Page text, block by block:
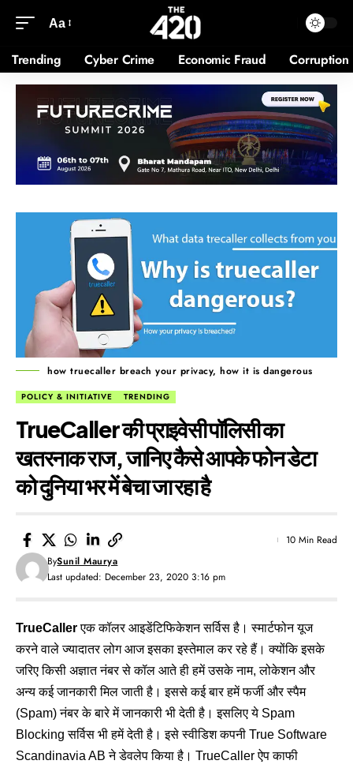
Aa
Trending Cyber Crime Economic Fraud Corruption
how truecaller breach your privacy, how it is dangerous
POLICY & INITIATIVE TRENDING
TrueCaller की प्राइवेसी पॉलिसी का
खतरनाक राज, जानिए कैसे आपके फोन डेटा
को दुनिया भर में बेचा जा रहा है
Last updated: December 23, 2020 3:16 pm
BySunil Maurya
10 Min Read
TrueCallerएक कॉलर आइडेंटिफिकेशन सर्विस है। स्मार्टफोन यूज
करने वाले ज्यादातर लोग आज इसका इस्तेमाल कर रहे हैं। क्योंकि इसके
जरिए किसी अज्ञात नंबर से कॉल आते ही हमें उसके नाम, लोकेशन और
अन्य कई जानकारी मिल जाती है। इससे कई बार हमें फर्जी और स्पैम
(Spam) नंबर के बारे में जानकारी भी देती है। इसलिए ये Spam
Blocking सर्विस भी हमें देती है। इसे स्वीडिश कपनी True Software
Scandinavia AB ने डेवलेप किया है। TrueCaller ऐप काफी